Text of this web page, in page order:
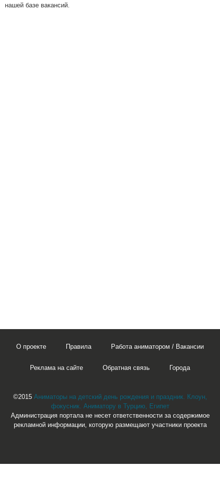
нашей базе вакансий.
О проекте Правила Работа аниматором / Вакансии
Реклама на сайте Обратная связь Города
©2015 Аниматоры на детский день рождения и праздник. Клоун,
фокусник. Аниматору в Турцию, Египет
Администрация портала не несет ответственности за содержимое
рекламной информации, которую размещают участники проекта